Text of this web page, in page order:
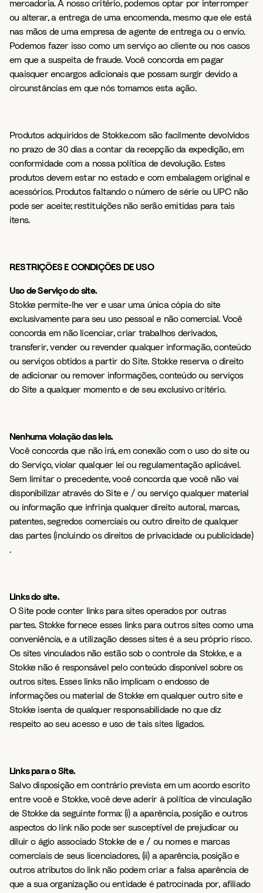
mercadoria. A nosso critério, podemos optar por interromper
ou alterar, a entrega de uma encomenda, mesmo que ele está
nas mãos de uma empresa de agente de entrega ou o envio.
Podemos fazer isso como um serviço ao cliente ou nos casos
em que a suspeita de fraude. Você concorda em pagar
quaisquer encargos adicionais que possam surgir devido a
circunstâncias em que nós tomamos esta ação.
Produtos adquiridos de Stokke.com são facilmente devolvidos
no prazo de 30 dias a contar da recepção da expedição, em
conformidade com a nossa política de devolução. Estes
produtos devem estar no estado e com embalagem original e
acessórios. Produtos faltando o número de série ou UPC não
pode ser aceite; restituições não serão emitidas para tais
itens.
RESTRIÇÕES E CONDIÇÕES DE USO
Uso de Serviço do site.
Stokke permite-lhe ver e usar uma única cópia do site
exclusivamente para seu uso pessoal e não comercial. Você
concorda em não licenciar, criar trabalhos derivados,
transferir, vender ou revender qualquer informação, conteúdo
ou serviços obtidos a partir do Site. Stokke reserva o direito
de adicionar ou remover informações, conteúdo ou serviços
do Site a qualquer momento e de seu exclusivo critério.
Nenhuma violação das leis.
Você concorda que não irá, em conexão com o uso do site ou
do Serviço, violar qualquer lei ou regulamentação aplicável.
Sem limitar o precedente, você concorda que você não vai
disponibilizar através do Site e / ou serviço qualquer material
ou informação que infrinja qualquer direito autoral, marcas,
patentes, segredos comerciais ou outro direito de qualquer
das partes (incluindo os direitos de privacidade ou publicidade)
.
Links do site.
O Site pode conter links para sites operados por outras
partes. Stokke fornece esses links para outros sites como uma
conveniência, e a utilização desses sites é a seu próprio risco.
Os sites vinculados não estão sob o controle da Stokke, e a
Stokke não é responsável pelo conteúdo disponível sobre os
outros sites. Esses links não implicam o endosso de
informações ou material de Stokke em qualquer outro site e
Stokke isenta de qualquer responsabilidade no que diz
respeito ao seu acesso e uso de tais sites ligados.
Links para o Site.
Salvo disposição em contrário prevista em um acordo escrito
entre você e Stokke, você deve aderir à política de vinculação
de Stokke da seguinte forma: (i) a aparência, posição e outros
aspectos do link não pode ser susceptível de prejudicar ou
diluir o ágio associado Stokke de e / ou nomes e marcas
comerciais de seus licenciadores, (ii) a aparência, posição e
outros atributos do link não podem criar a falsa aparência de
que a sua organização ou entidade é patrocinada por, afiliado